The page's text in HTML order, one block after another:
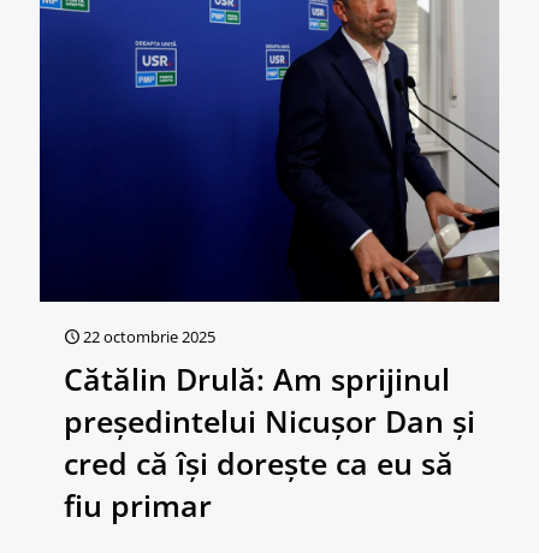
22 octombrie 2025
Cătălin Drulă: Am sprijinul
preşedintelui Nicuşor Dan şi
cred că îşi doreşte ca eu să
fiu primar